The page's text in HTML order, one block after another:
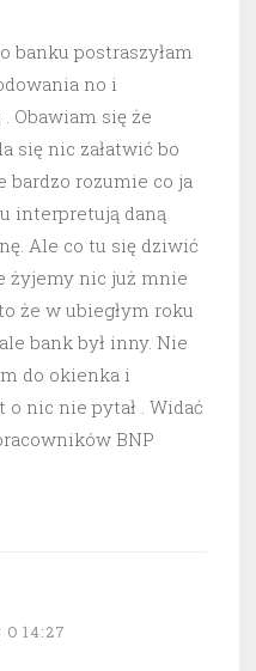
banku postraszyłam
no i
Obawiam się że
się nic załatwić bo
bardzo rozumie co ja
interpretują daną
Ale co tu się dziwić
żyjemy nic już mnie
że w ubiegłym roku
bank był inny. Nie
do okienka i
o nic nie pytał . Widać
BNP
14:27